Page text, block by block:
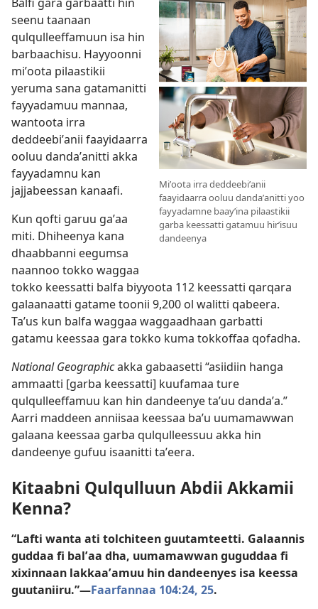
Miʼoota irra deddeebiʼanii
faayidaarra ooluu dandaʼanitti yoo
fayyadamne baayʼina pilaastikii
garba keessatti gatamuu hirʼisuu
dandeenya
Balfi gara garbaatti hin
seenu taanaan
qulqulleeffamuun isa hin
barbaachisu. Hayyoonni
miʼoota pilaastikii
yeruma sana gatamanitti
fayyadamuu mannaa,
wantoota irra
deddeebiʼanii faayidaarra
ooluu dandaʼanitti akka
fayyadamnu kan
jajjabeessan kanaafi.
Kun qofti garuu gaʼaa
miti. Dhiheenya kana
dhaabbanni eegumsa
naannoo tokko waggaa
tokko keessatti balfa biyyoota 112 keessatti qarqara
galaanaatti gatame toonii 9,200 ol walitti qabeera.
Taʼus kun balfa waggaa waggaadhaan garbatti
gatamu keessaa gara tokko kuma tokkoffaa qofadha.
National Geographicakka gabaasetti “asiidiin hanga
ammaatti [garba keessatti] kuufamaa ture
qulqulleeffamuu kan hin dandeenye taʼuu dandaʼa.”
Aarri maddeen anniisaa keessaa baʼu uumamawwan
galaana keessaa garba qulqulleessuu akka hin
dandeenye gufuu isaanitti taʼeera.
Kitaabni Qulqulluun Abdii Akkamii
Kenna?
“Lafti wanta ati tolchiteen guutamteetti. Galaannis
guddaa fi balʼaa dha, uumamawwan guguddaa fi
xixinnaan lakkaaʼamuu hin dandeenyes isa keessa
guutaniiru.”—Faarfannaa 104:24, 25.